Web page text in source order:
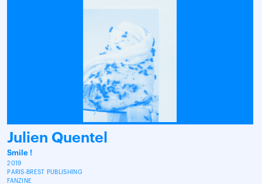
Julien Quentel
Smile !
2019
PARIS-BREST PUBLISHING
FANZINE